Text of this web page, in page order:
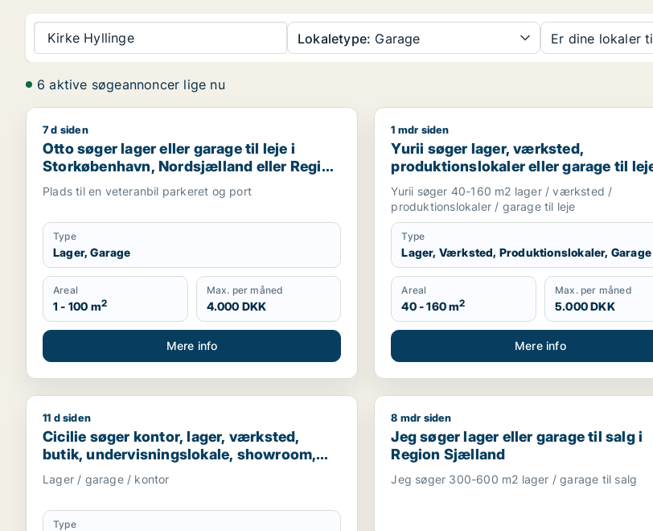
Kirke Hyllinge Lokaletype: Garage Er dine lokaler
6 aktive søgeannoncer lige nu
Otto søger lager eller garage til leje i Storkøbenhavn, Nordsjælland eller Region Sjælland
7 d siden
Otto søger lager eller garage til leje i
Storkøbenhavn, Nordsjælland eller Region
Sjælland
Plads til en veteranbil parkeret og port
Type
Lager, Garage
Areal
1 - 100 m2
Max. per måned
4.000 DKK
Mere info
Yurii søger lager, værksted,
1 mdr siden
Yurii søger lager, værksted,
produktionslokaler eller garage til
Region Sjælland
Yurii søger 40-160 m2 lager / værksted /
produktionslokaler / garage til leje
Type
Lager, Værksted, Produktionslokaler, Garage
Areal
40 - 160 m2
Max. per måned
5.000 DKK
Mere info
Cicilie søger kontor, lager, værksted, butik, undervisningslokale, showroom, erhvervsgrund,
11 d siden
Cicilie søger kontor, lager, værksted,
butik, undervisningslokale, showroom,
erhvervsgrund, produktionslokaler eller
garage til leje i Region Sjælland eller
Nordsjælland
Lager / garage / kontor
Type
Jeg søger lager eller garage til salg i
8 mdr siden
Jeg søger lager eller garage til salg i
Region Sjælland
Jeg søger 300-600 m2 lager / garage til salg